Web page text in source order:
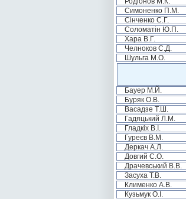
Симоненко П.М.
Сінченко С.Г.
Соломатін Ю.П.
Хара В.Г.
Челноков С.Д.
Шульга М.О.
Бауер М.Й.
Буряк О.В.
Васадзе Т.Ш.
Гадяцький Л.М.
Гладкіх В.І.
Гуреєв В.М.
Деркач А.Л.
Довгий С.О.
Драчевський В.В.
Засуха Т.В.
Клименко А.В.
Кузьмук О.І.